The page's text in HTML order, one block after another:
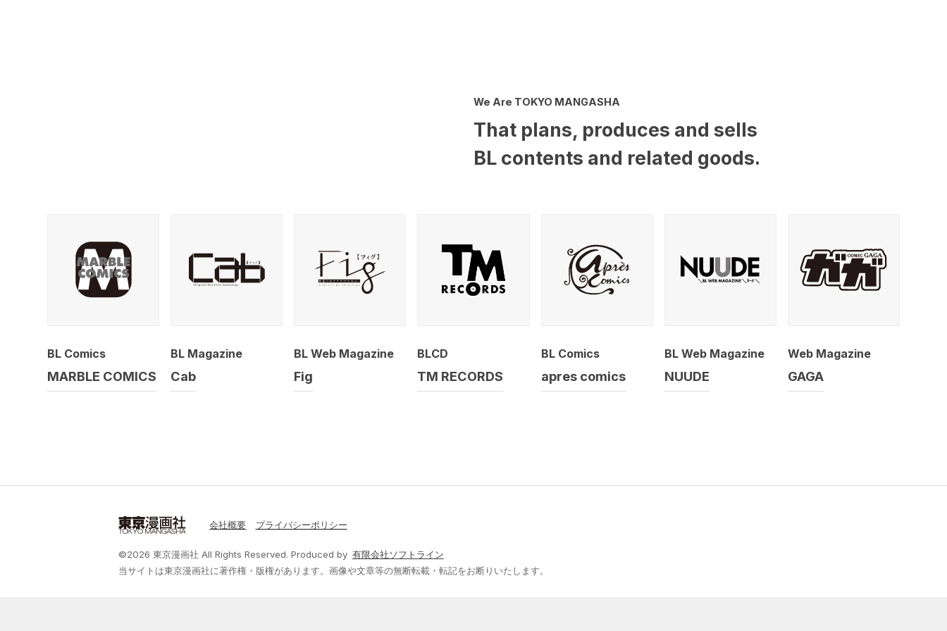
ご意見・ご感想
お問い合わせ
We Are TOKYO MANGASHA
That plans, produces and sells
BL contents and related goods.
BL Comics
MARBLE COMICS
BL Magazine
Cab
BL Web Magazine
Fig
BLCD
TM RECORDS
BL Comics
apres comics
BL Web Magazine
NUUDE
Web Magazine
GAGA
会社概要 プライバシーポリシー
©2026 東京漫画社 All Rights Reserved. Produced by 有限会社ソフトライン
当サイトは東京漫画社に著作権・版権があります。画像や文章等の無断転載・転記をお断りいたします。